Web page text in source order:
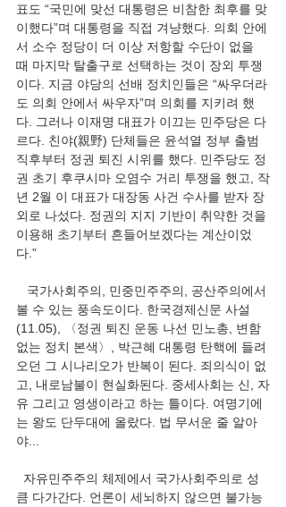
표도 “국민에 맞선 대통령은 비참한 최후를 맞
이했다”며 대통령을 직접 겨냥했다. 의회 안에
서 소수 정당이 더 이상 저항할 수단이 없을
때 마지막 탈출구로 선택하는 것이 장외 투쟁
이다. 지금 야당의 선배 정치인들은 “싸우더라
도 의회 안에서 싸우자”며 의회를 지키려 했
다. 그러나 이재명 대표가 이끄는 민주당은 다
르다. 친야(親野) 단체들은 윤석열 정부 출범
직후부터 정권 퇴진 시위를 했다. 민주당도 정
권 초기 후쿠시마 오염수 거리 투쟁을 했고, 작
년 2월 이 대표가 대장동 사건 수사를 받자 장
외로 나섰다. 정권의 지지 기반이 취약한 것을
이용해 초기부터 흔들어보겠다는 계산이었
다.”
국가사회주의, 민중민주주의, 공산주의에서
볼 수 있는 풍속도이다. 한국경제신문 사설
(11.05), 〈정권 퇴진 운동 나선 민노총, 변함
없는 정치 본색〉, 박근혜 대통령 탄핵에 들려
오던 그 시나리오가 반복이 된다. 죄의식이 없
고, 내로남불이 현실화된다. 중세사회는 신, 자
유 그리고 영생이라고 하는 틀이다. 여명기에
는 왕도 단두대에 올랐다. 법 무서운 줄 알아
야...
자유민주주의 체제에서 국가사회주의로 성
큼 다가간다. 언론이 세뇌하지 않으면 불가능